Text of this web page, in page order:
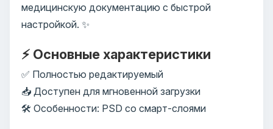
медицинскую документацию с быстрой
настройкой. ✨
⚡ Основные характеристики
✅ Полностью редактируемый
📥 Доступен для мгновенной загрузки
🛠️ Особенности: PSD со смарт-слоями